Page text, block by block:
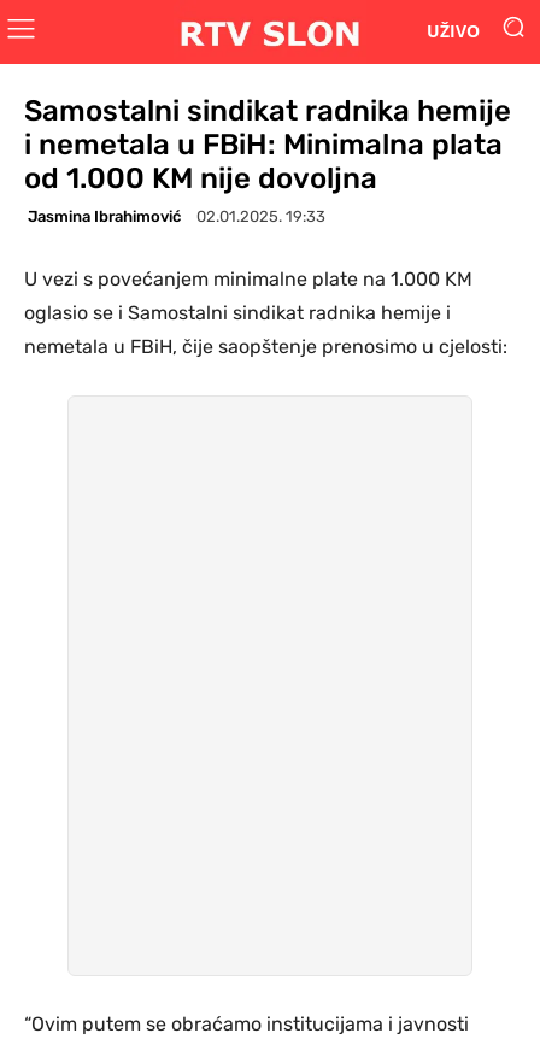
UŽIVO
Samostalni sindikat radnika hemije
i nemetala u FBiH: Minimalna plata
od 1.000 KM nije dovoljna
Jasmina Ibrahimović 02.01.2025. 19:33
U vezi s povećanjem minimalne plate na 1.000 KM
oglasio se i Samostalni sindikat radnika hemije i
nemetala u FBiH, čije saopštenje prenosimo u cjelosti:
“Ovim putem se obraćamo institucijama i javnosti